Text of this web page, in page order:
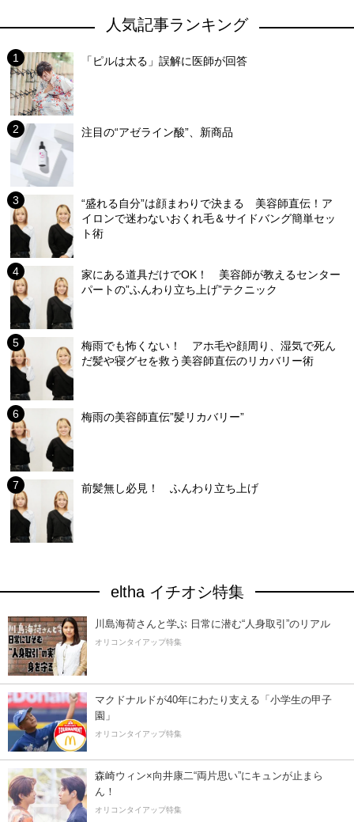
人気記事ランキング
「ピルは太る」誤解に医師が回答
注目の“アゼライン酸”、新商品
“盛れる自分”は顔まわりで決まる 美容師直伝！ア
イロンで迷わないおくれ毛＆サイドバング簡単セッ
ト術
家にある道具だけでOK！ 美容師が教えるセンター
パートの”ふんわり立ち上げ”テクニック
梅雨でも怖くない！ アホ毛や顔周り、湿気で死ん
だ髪や寝グセを救う美容師直伝のリカバリー術
梅雨の美容師直伝”髪リカバリー”
前髪無し必見！ ふんわり立ち上げ
eltha イチオシ特集
川島海荷さんと学ぶ 日常に潜む“人身取引”のリアル
オリコンタイアップ特集
マクドナルドが40年にわたり支える「小学生の甲子
園」
オリコンタイアップ特集
森崎ウィン×向井康二“両片思い”にキュンが止まら
ん！
オリコンタイアップ特集